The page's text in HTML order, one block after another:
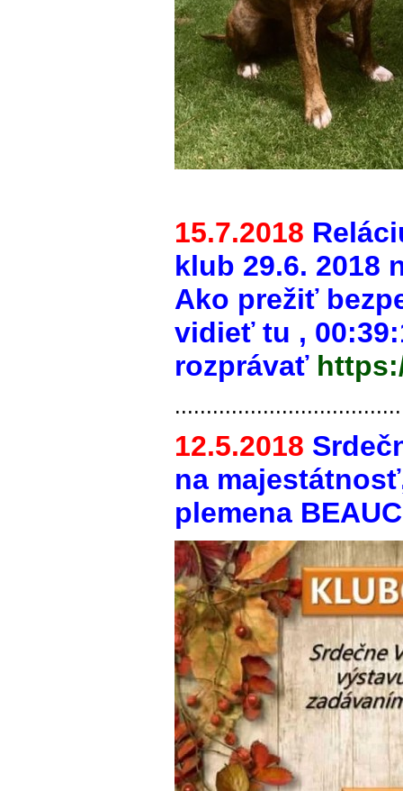
15.7.2018
klub 29.6. 2018
Ako prežiť
vidieť tu ,
rozprávať
12.5.2018
na
plemena